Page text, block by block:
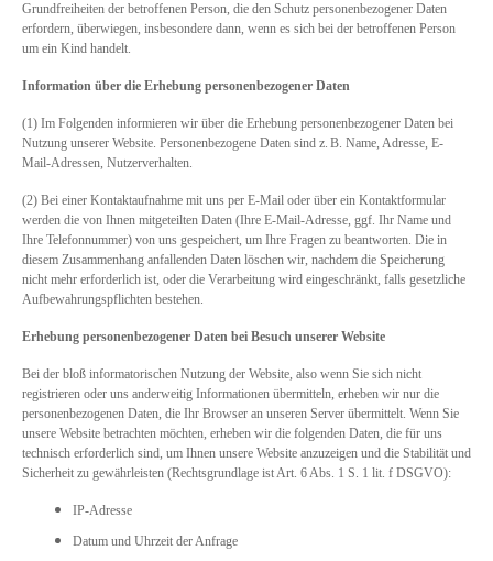
Grundfreiheiten der betroffenen Person, die den Schutz personenbezogener Daten
erfordern, überwiegen, insbesondere dann, wenn es sich bei der betroffenen Person
um ein Kind handelt.
Information über die Erhebung personenbezogener Daten
(1) Im Folgenden informieren wir über die Erhebung personenbezogener Daten bei
Nutzung unserer Website. Personenbezogene Daten sind z. B. Name, Adresse, E-
Mail-Adressen, Nutzerverhalten.
(2) Bei einer Kontaktaufnahme mit uns per E-Mail oder über ein Kontaktformular
werden die von Ihnen mitgeteilten Daten (Ihre E-Mail-Adresse, ggf. Ihr Name und
Ihre Telefonnummer) von uns gespeichert, um Ihre Fragen zu beantworten. Die in
diesem Zusammenhang anfallenden Daten löschen wir, nachdem die Speicherung
nicht mehr erforderlich ist, oder die Verarbeitung wird eingeschränkt, falls gesetzliche
Aufbewahrungspflichten bestehen.
Erhebung personenbezogener Daten bei Besuch unserer Website
Bei der bloß informatorischen Nutzung der Website, also wenn Sie sich nicht
registrieren oder uns anderweitig Informationen übermitteln, erheben wir nur die
personenbezogenen Daten, die Ihr Browser an unseren Server übermittelt. Wenn Sie
unsere Website betrachten möchten, erheben wir die folgenden Daten, die für uns
technisch erforderlich sind, um Ihnen unsere Website anzuzeigen und die Stabilität und
Sicherheit zu gewährleisten (Rechtsgrundlage ist Art. 6 Abs. 1 S. 1 lit. f DSGVO):
IP-Adresse
Datum und Uhrzeit der Anfrage